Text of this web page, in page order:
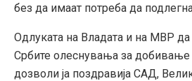
без да имаат потреба да
Одлуката на Владата и на МВР
Србите олеснувања за добивање
дозволи ја поздравија САД,